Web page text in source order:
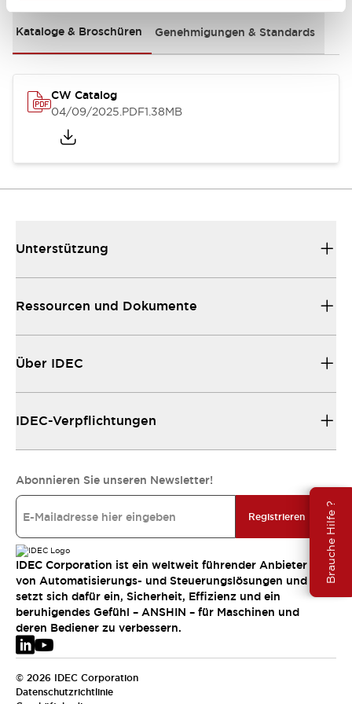
Brauche Hilfe ?
Kataloge & Broschüren Genehmigungen & Standards
CW Catalog
04/09/2025.PDF1.38MB
Unterstützung
Ressourcen und Dokumente
Über IDEC
IDEC-Verpflichtungen
Abonnieren Sie unseren Newsletter!
Registrieren
IDEC Corporation ist ein weltweit führender Anbieter
von Automatisierungs- und Steuerungslösungen und
setzt sich dafür ein, Sicherheit, Effizienz und ein
beruhigendes Gefühl – ANSHIN – für Maschinen und
deren Bediener zu verbessern.
© 2026 IDEC Corporation
Datenschutzrichtlinie